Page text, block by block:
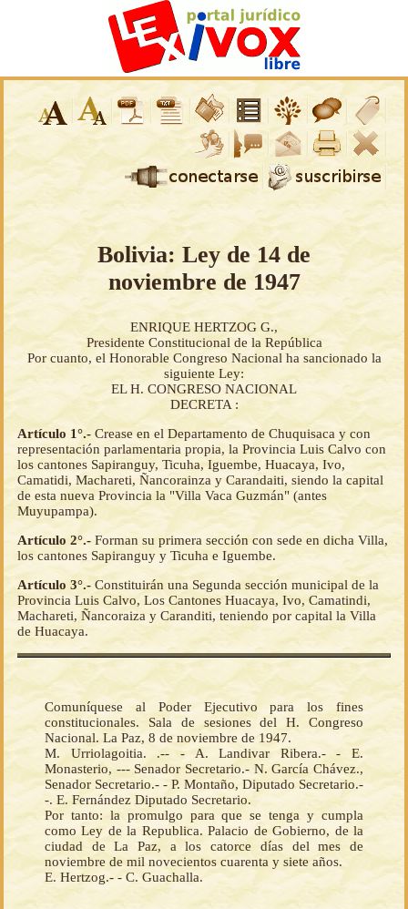
Bolivia: Ley de 14 de
noviembre de 1947
ENRIQUE HERTZOG G.,
Presidente Constitucional de la República
Por cuanto, el Honorable Congreso Nacional ha sancionado la
siguiente Ley:
EL H. CONGRESO NACIONAL
DECRETA :
Artículo 1°.- Crease en el Departamento de Chuquisaca y con
representación parlamentaria propia, la Provincia Luis Calvo con
los cantones Sapiranguy, Ticuha, Iguembe, Huacaya, Ivo,
Camatidi, Machareti, Ñancorainza y Carandaiti, siendo la capital
de esta nueva Provincia la "Villa Vaca Guzmán" (antes
Muyupampa).
Artículo 2°.- Forman su primera sección con sede en dicha Villa,
los cantones Sapiranguy y Ticuha e Iguembe.
Artículo 3°.- Constituirán una Segunda sección municipal de la
Provincia Luis Calvo, Los Cantones Huacaya, Ivo, Camatindi,
Machareti, Ñancoraiza y Caranditi, teniendo por capital la Villa
de Huacaya.
Comuníquese al Poder Ejecutivo para los fines
constitucionales. Sala de sesiones del H. Congreso
Nacional. La Paz, 8 de noviembre de 1947.
M. Urriolagoitia. .-- - A. Landivar Ribera.- - E.
Monasterio, --- Senador Secretario.- N. García Chávez.,
Senador Secretario.- - P. Montaño, Diputado Secretario.-
-. E. Fernández Diputado Secretario.
Por tanto: la promulgo para que se tenga y cumpla
como Ley de la Republica. Palacio de Gobierno, de la
ciudad de La Paz, a los catorce días del mes de
noviembre de mil novecientos cuarenta y siete años.
E. Hertzog.- - C. Guachalla.